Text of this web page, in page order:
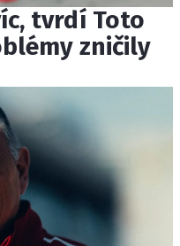
tvrdí Toto
zničily